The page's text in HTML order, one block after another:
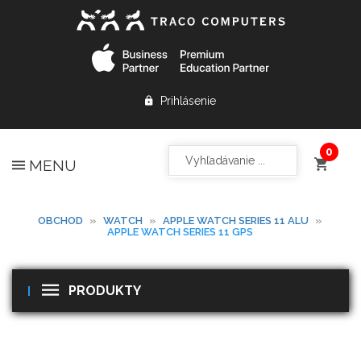
Prihlásenie
MENU
OBCHOD » WATCH » APPLE WATCH SERIES 11 ALU
»
APPLE WATCH SERIES 11 GPS
PRODUKTY